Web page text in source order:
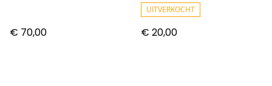
€ 70,00
UITVERKOCHT
€ 20,00